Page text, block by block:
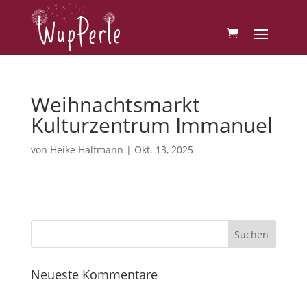
Weihnachtsmarkt
Kulturzentrum Immanuel
von Heike Halfmann | Okt. 13, 2025
Neueste Kommentare